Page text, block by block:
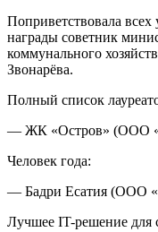
Поприветствовала
награды советник
коммунального
Звонарёва.
Полный список
— ЖК «Остров» (ООО
Человек года:
— Бадри Есатия (ООО
Лучшее IT-решение для